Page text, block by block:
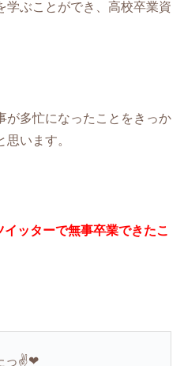
学ぶことができ、高校卒業資
が多忙になったことをきっか
います。
ッターで無事卒業できたこ
っ✌️❤